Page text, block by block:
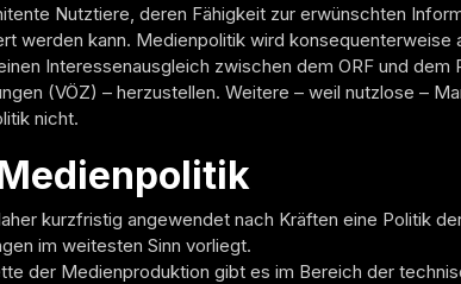
Nutztiere, deren Fähigkeit zur erwünschten
werden kann. Medienpolitik wird
Interessenausgleich zwischen dem ORF und
(VÖZ) – herzustellen. Weitere – weil nutzlose –
nicht.
kurzfristig angewendet nach Kräften eine Politik
im weitesten Sinn vorliegt.
der Medienproduktion gibt es im Bereich der